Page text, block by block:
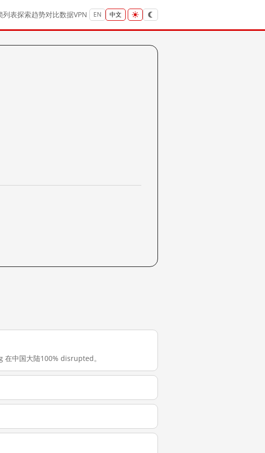
列表探索趋势对比数据VPN EN 中文
中国大陆100% disrupted。